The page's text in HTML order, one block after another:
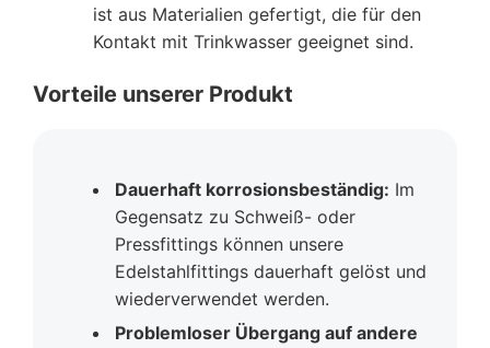
ist aus Materialien gefertigt, die für den
Kontakt mit Trinkwasser geeignet sind.
Vorteile unserer Produkt
Dauerhaft korrosionsbeständig: Im
Gegensatz zu Schweiß- oder
Pressfittings können unsere
Edelstahlfittings dauerhaft gelöst und
wiederverwendet werden.
Problemloser Übergang auf andere